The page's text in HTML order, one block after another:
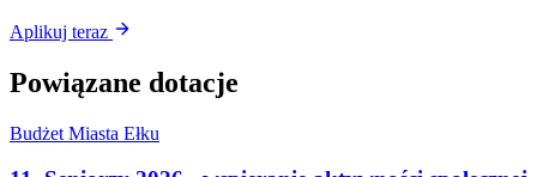
Aplikuj teraz
Powiązane dotacje
Budżet Miasta Ełku